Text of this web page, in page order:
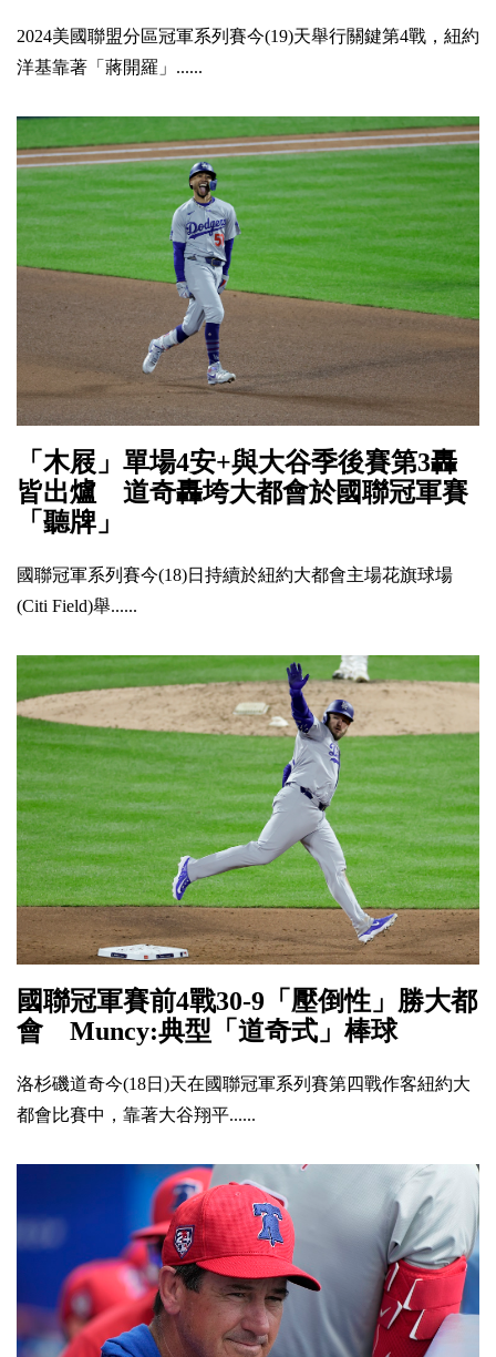
2024美國聯盟分區冠軍系列賽今(19)天舉行關鍵第4戰，紐約
洋基靠著「蔣開羅」......
「木屐」單場4安+與大谷季後賽第3轟
皆出爐 道奇轟垮大都會於國聯冠軍賽
「聽牌」
國聯冠軍系列賽今(18)日持續於紐約大都會主場花旗球場
(Citi Field)舉......
國聯冠軍賽前4戰30-9「壓倒性」勝大都
會 Muncy:典型「道奇式」棒球
洛杉磯道奇今(18日)天在國聯冠軍系列賽第四戰作客紐約大
都會比賽中，靠著大谷翔平......